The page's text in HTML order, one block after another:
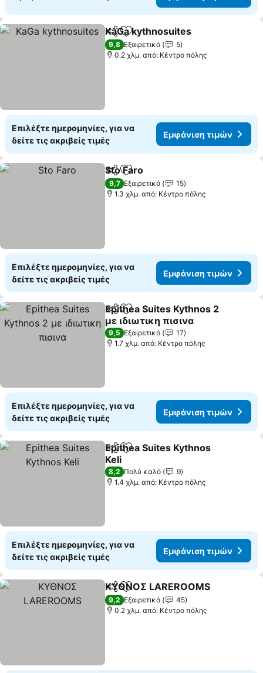
Κοινοποίηση
Προσθήκη στα αγαπημένα
KaGa kythnosuites
9,8 Εξαιρετικό
5
0.2 χλμ. από: Κέντρο πόλης
Επιλέξτε ημερομηνίες, για να
δείτε τις ακριβείς τιμές
Εμφάνιση τιμών
Κοινοποίηση
Προσθήκη στα αγαπημένα
Sto Faro
9,7 Εξαιρετικό
15
1.3 χλμ. από: Κέντρο πόλης
Επιλέξτε ημερομηνίες, για να
δείτε τις ακριβείς τιμές
Εμφάνιση τιμών
Κοινοποίηση
Προσθήκη στα αγαπημένα
Epithea Suites Kythnos 2
με ιδιωτικη πισινα
9,5 Εξαιρετικό
17
1.7 χλμ. από: Κέντρο πόλης
Επιλέξτε ημερομηνίες, για να
δείτε τις ακριβείς τιμές
Εμφάνιση τιμών
Κοινοποίηση
Προσθήκη στα αγαπημένα
Epithea Suites Kythnos
Keli
8,2 Πολύ καλό
9
1.4 χλμ. από: Κέντρο πόλης
Επιλέξτε ημερομηνίες, για να
δείτε τις ακριβείς τιμές
Εμφάνιση τιμών
Κοινοποίηση
Προσθήκη στα αγαπημένα
ΚΥΘΝΟΣ LAREROOMS
9,2 Εξαιρετικό
45
0.2 χλμ. από: Κέντρο πόλης